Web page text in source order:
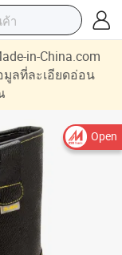
Open
in-China.com
ลที่ละเอียดอ่อน